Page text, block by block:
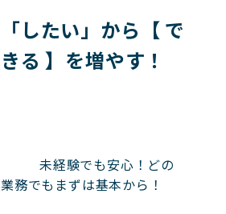
「したい」から【 で
きる 】を増やす！
業務でもまずは基本から！